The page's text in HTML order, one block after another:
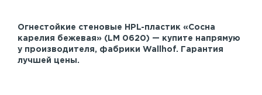
Огнестойкие стеновые HPL-пластик «Сосна
карелия бежевая» (LM 0620) — купите напрямую
у производителя, фабрики Wallhof. Гарантия
лучшей цены.